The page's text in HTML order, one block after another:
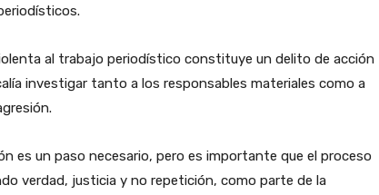
al trabajo periodístico constituye un delito de acción
investigar tanto a los responsables materiales como a
es un paso necesario, pero es importante que el proceso
verdad, justicia y no repetición, como parte de la